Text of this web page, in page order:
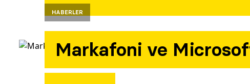
HABERLER
Markafoni ve